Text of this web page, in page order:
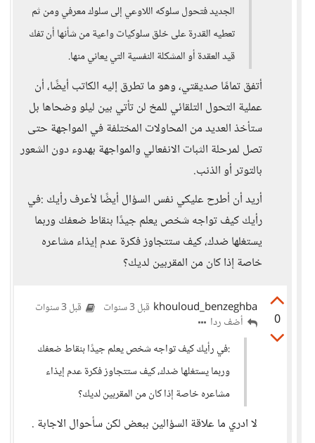
الجديد فتحول سلوكه اللاوعي إلى سلوك معرفي ومن ثم
تعطيه القدرة على خلق سلوكيات واعية من شأنها أن تفك
قيد العقدة أو المشكلة النفسية التي يعاني منها.
أتفق تمامًا صديقتي، وهو ما تطرق إليه الكاتب أيضًا، أن
عملية التحول التلقائي للمخ لن تأتي بين ليلو وضحاها بل
ستأخذ العديد من المحاولات المختلفة في المواجهة حتى
تصل لمرحلة الثبات الانفعالي والمواجهة بهدوء دون الشعور
بالتوتر أو الذنب.
أريد أن أطرح عليكي نفس السؤال أيضًا لأعرف رأيك :في
رأيك كيف تواجه شخص يعلم جيدًا بنقاط ضعفك وربما
يستغلها ضدك، كيف ستتجاوز فكرة عدم إيذاء مشاعره
خاصة إذا كان من المقربين لديك؟
0
khouloud_benzeghba قبل 3 سنوات قبل 3 سنوات
أضف ردا
:في رأيك كيف تواجه شخص يعلم جيدًا بنقاط ضعفك
وربما يستغلها ضدك، كيف ستتجاوز فكرة عدم إيذاء
مشاعره خاصة إذا كان من المقربين لديك؟
لا ادري ما علاقة السؤالين ببعض لكن سأحوال الاجابة .